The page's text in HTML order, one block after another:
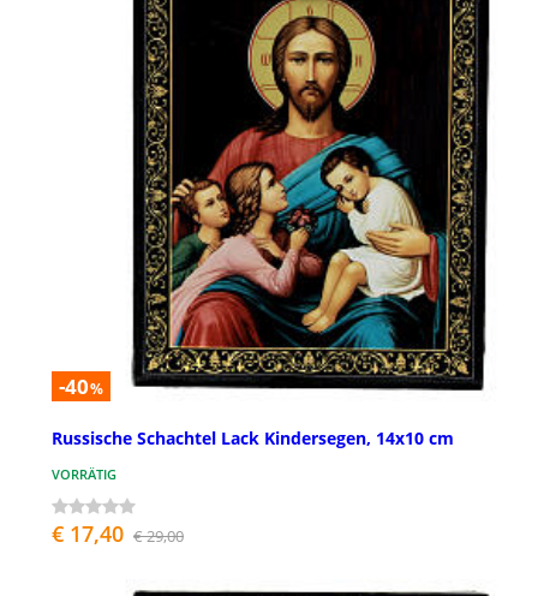
-40%
Russische Schachtel Lack Kindersegen, 14x10 cm
VORRÄTIG
€ 17,40 € 29,00